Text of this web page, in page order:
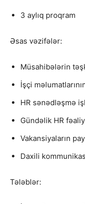
3 aylıq proqram
Əsas vəzifələr:
Müsahibələrin
İşçi
HR sənədləşmə
Gündəlik HR
Vakansiyaların
Daxili
Tələblər: